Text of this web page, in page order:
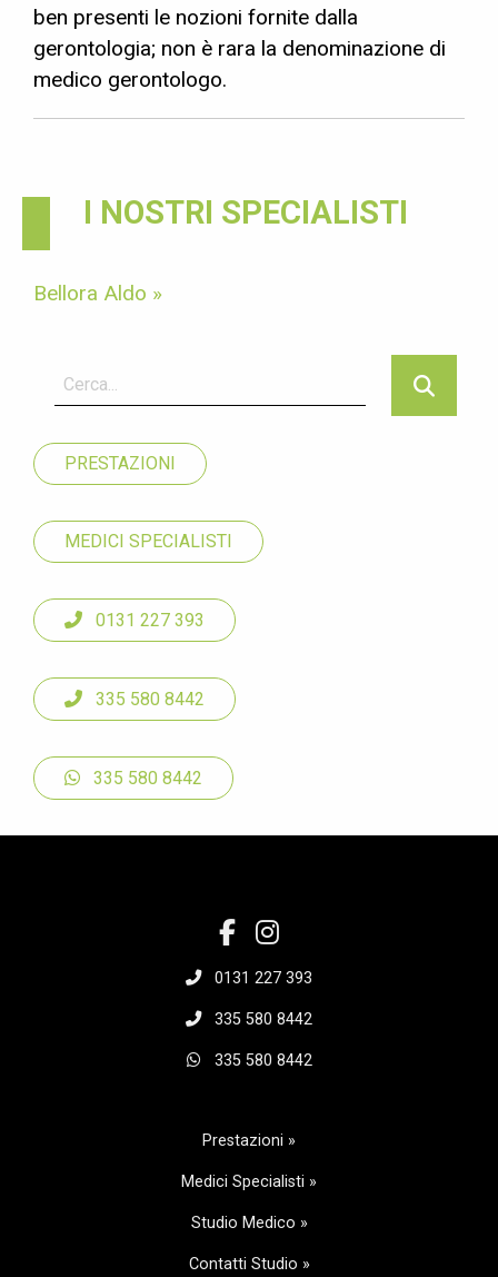
ben presenti le nozioni fornite dalla
gerontologia; non è rara la denominazione di
medico gerontologo.
I NOSTRI SPECIALISTI
Bellora Aldo »
PRESTAZIONI
MEDICI SPECIALISTI
0131 227 393
335 580 8442
335 580 8442
0131 227 393
335 580 8442
335 580 8442
Prestazioni »
Medici Specialisti »
Studio Medico »
Contatti Studio »